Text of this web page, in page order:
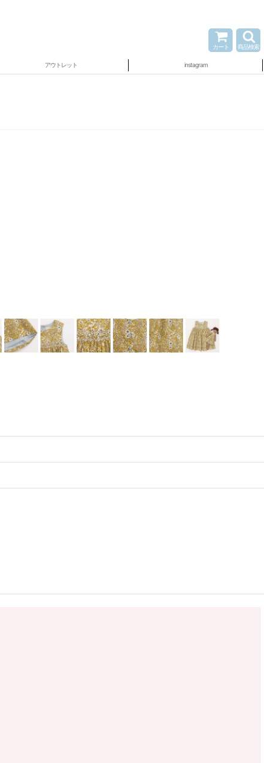
カート 商品検索
アウトレット instagram